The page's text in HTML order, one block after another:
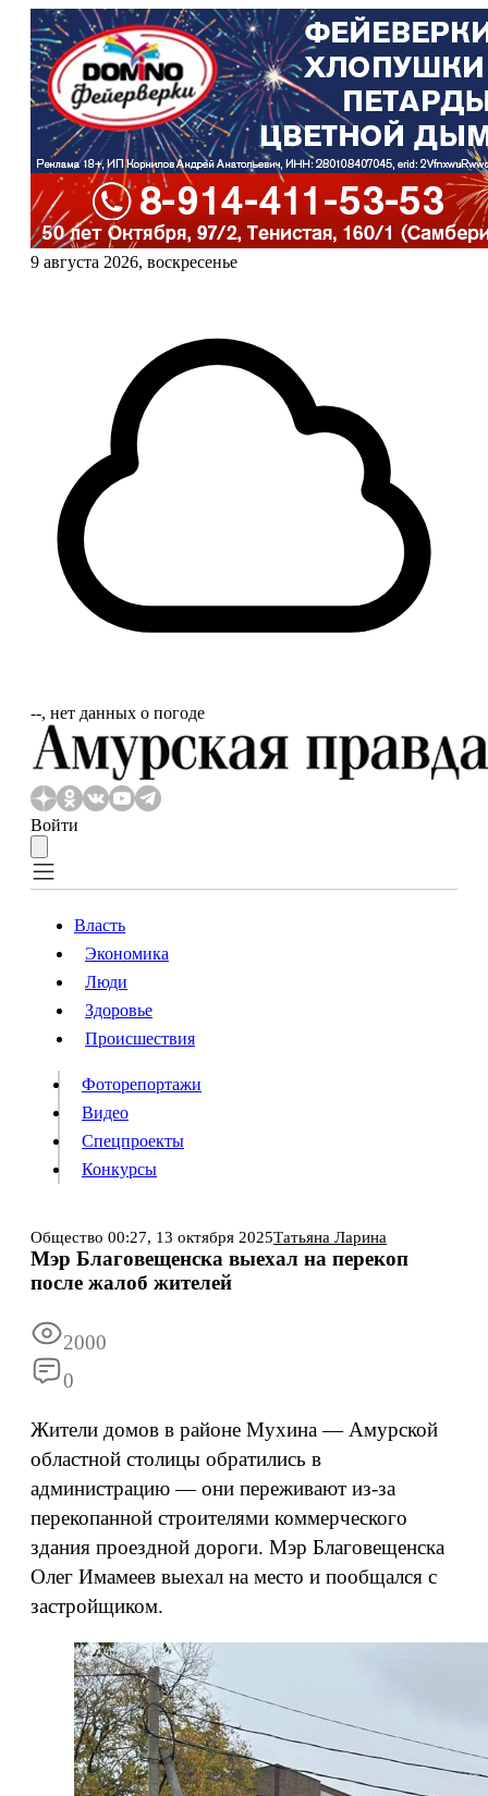
9 августа 2026, воскресенье
‐‐, нет данных о погоде
Войти
Власть
Происшествия
Видео
Конкурсы
Власть
Экономика
Люди
Здоровье
Происшествия
Фоторепортажи
Видео
Спецпроекты
Конкурсы
Общество 00:27, 13 октября 2025Татьяна Ларина
Мэр Благовещенска выехал на перекоп
после жалоб жителей
2000
0
Жители домов в районе Мухина — Амурской
областной столицы обратились в
администрацию — они переживают из-за
перекопанной строителями коммерческого
здания проездной дороги. Мэр Благовещенска
Олег Имамеев выехал на место и пообщался с
застройщиком.